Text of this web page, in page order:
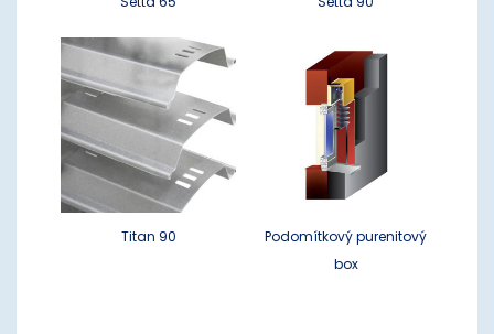
Titan 90
Podomítkový purenitový
box